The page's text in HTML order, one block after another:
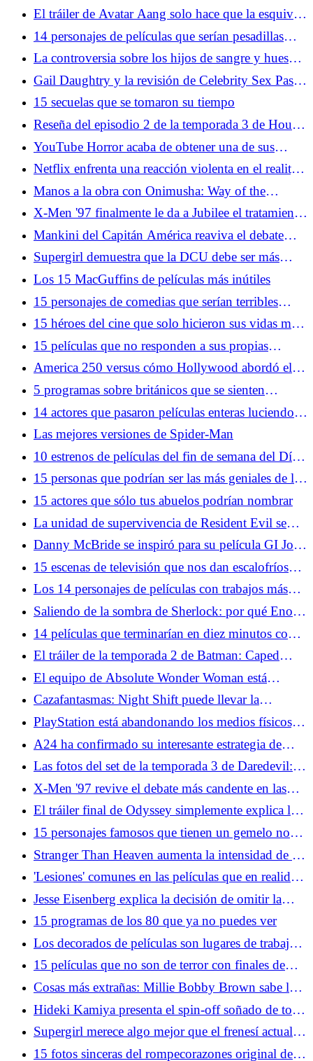
El tráiler de Avatar Aang solo hace que la esquiva
teatral de Paramount sea aún más frustrante
14 personajes de películas que serían pesadillas
para recursos humanos
La controversia sobre los hijos de sangre y huesos
revela los peligros de la adaptación
Gail Daughtry y la revisión de Celebrity Sex Pass:
buena y saludable inmundicia de Hollywood
15 secuelas que se tomaron su tiempo
Reseña del episodio 2 de la temporada 3 de House
of the Dragon: Encorvado hacia Desembarco del
Rey
YouTube Horror acaba de obtener una de sus
adaptaciones cinematográficas más importantes
hasta el momento
Netflix enfrenta una reacción violenta en el reality
show Wonka después de usar inteligencia artificial
para recrear la voz de Gene Wilder
Manos a la obra con Onimusha: Way of the
Sword: novedades del próximo gran giro de
Capcom
X-Men '97 finalmente le da a Jubilee el tratamiento
Gambit
Mankini del Capitán América reaviva el debate
sobre el servicio de fans de los videojuegos
Supergirl demuestra que la DCU debe ser más
grande que James Gunn
Los 15 MacGuffins de películas más inútiles
15 personajes de comedias que serían terribles
vecinos
15 héroes del cine que solo hicieron sus vidas más
difíciles
15 películas que no responden a sus propias
preguntas
America 250 versus cómo Hollywood abordó el
último cumpleaños emblemático del país
5 programas sobre británicos que se sienten
miserables para celebrar el 4 de julio
14 actores que pasaron películas enteras luciendo
confundidos
Las mejores versiones de Spider-Man
10 estrenos de películas del fin de semana del Día
de la Independencia que se convirtieron en clásicos
15 personas que podrían ser las más geniales de la
historia del mundo
15 actores que sólo tus abuelos podrían nombrar
La unidad de supervivencia de Resident Evil se
une a Monster Hunter
Danny McBride se inspiró para su película GI Joe
a partir de un corte profundo de dibujos animados
15 escenas de televisión que nos dan escalofríos
cada vez que las miramos
Los 14 personajes de películas con trabajos más
extraños de alguna manera reprimidos
Saliendo de la sombra de Sherlock: por qué Enola
Holmes trabaja como detective héroe
14 películas que terminarían en diez minutos con
tecnología moderna
El tráiler de la temporada 2 de Batman: Caped
Crusader promete más villanos profundos
El equipo de Absolute Wonder Woman está
adaptando una de las mejores películas de género
de la historia
Cazafantasmas: Night Shift puede llevar la
franquicia más allá del núcleo cuatro
PlayStation está abandonando los medios físicos,
en detrimento de los consumidores
A24 ha confirmado su interesante estrategia de
relanzamiento para trastiendas
Las fotos del set de la temporada 3 de Daredevil:
Born Again muestran el reemplazo de un héroe
X-Men '97 revive el debate más candente en las
tiendas de cómics de la década de 1990
El tráiler final de Odyssey simplemente explica la
trama para que los grandes no clásicos también la
disfruten
15 personajes famosos que tienen un gemelo no
famoso
Stranger Than Heaven aumenta la intensidad de la
franquicia Brawler de Sega
'Lesiones' comunes en las películas que en realidad
serían fatales en la vida real
Jesse Eisenberg explica la decisión de omitir la
secuela de la red social
15 programas de los 80 que ya no puedes ver
Los decorados de películas son lugares de trabajo,
no moleste a los empleados
15 películas que no son de terror con finales de
película de terror
Cosas más extrañas: Millie Bobby Brown sabe lo
que les pasó a Eleven y nosotros nunca lo
sabremos
Hideki Kamiya presenta el spin-off soñado de todo
fanático de Resident Evil
Supergirl merece algo mejor que el frenesí actual
de los medios
15 fotos sinceras del rompecorazones original de